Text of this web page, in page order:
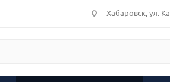
Хабаровск, ул.